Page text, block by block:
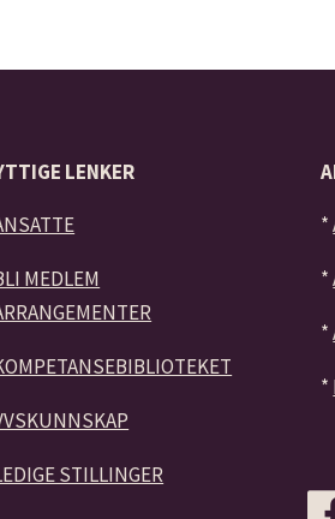
LENKER
MEDLEM
STILLINGER
*
*
*
*